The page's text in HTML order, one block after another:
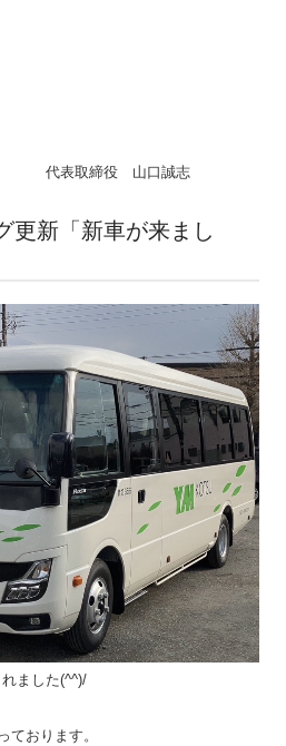
山口誠志
新「新車が来まし
ました(^^)/
ております。